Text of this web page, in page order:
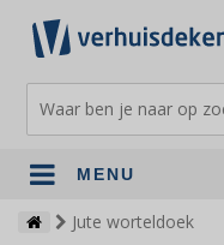
MENU
Verhuisdekens
Jute worteldoek